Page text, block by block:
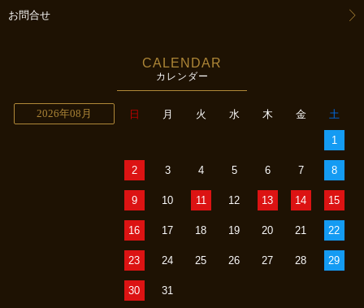
お問合せ
CALENDAR
カレンダー
2026年08月 日 月 火 水 木 金 土
1
2 3 4 5 6 7 8
9 10 11 12 13 14 15
16 17 18 19 20 21 22
23 24 25 26 27 28 29
30 31